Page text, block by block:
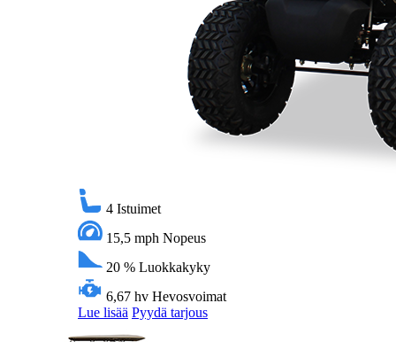
4 Istuimet
15,5 mph Nopeus
20 % Luokkakyky
6,67 hv Hevosvoimat
Lue lisää Pyydä tarjous